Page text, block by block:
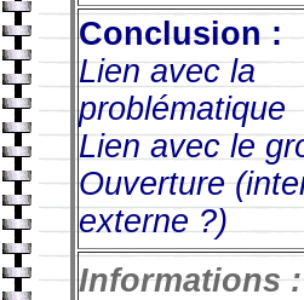
Conclusion :
Lien avec la
problématique
Lien avec le
Ouverture
externe ?)
Informations :